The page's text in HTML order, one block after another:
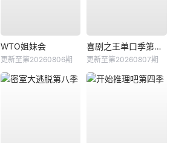
WTO姐妹会
更新至第20260806期
喜剧之王单口季第三季
更新至第20260807期